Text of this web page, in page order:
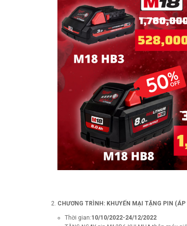
CHƯƠNG TRÌNH: KHUYẾN MẠI TẶNG PIN
Thời gian:10/10/2022-24/12/2022